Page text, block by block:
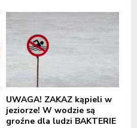
UWAGA! ZAKAZ kąpieli w
jeziorze! W wodzie są
groźne dla ludzi BAKTERIE